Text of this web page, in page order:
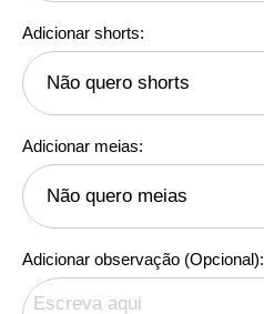
Adicionar shorts:
Adicionar meias:
Adicionar observação (Opcional):